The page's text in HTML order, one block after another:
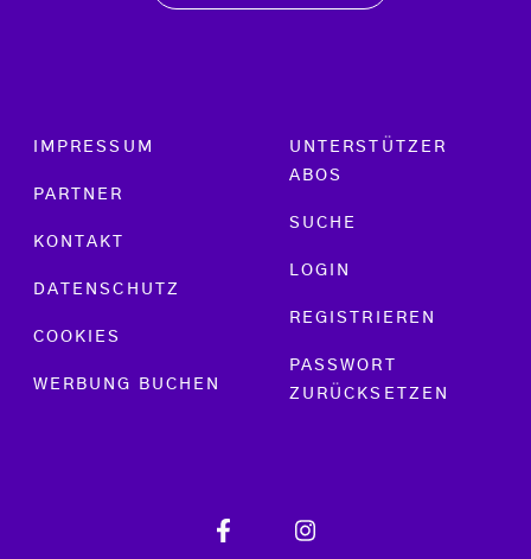
Footer menu
IMPRESSUM
PARTNER
KONTAKT
DATENSCHUTZ
COOKIES
WERBUNG BUCHEN
UNTERSTÜTZER
ABOS
SUCHE
LOGIN
REGISTRIEREN
PASSWORT
ZURÜCKSETZEN